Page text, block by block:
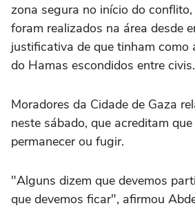
zona segura no início do
foram realizados na área desde
justificativa de que tinham como
do Hamas escondidos entre civis.
Moradores da Cidade de Gaza
neste sábado, que acreditam
permanecer ou fugir.
"Alguns dizem que devemos
que devemos ficar", afirmou